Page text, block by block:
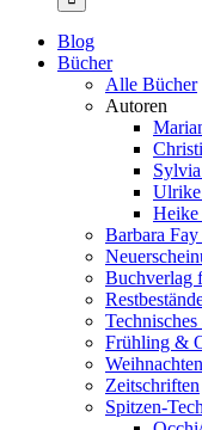
Blog
Bücher
Alle Bücher
Autoren
Barbara
Buchverlag
Frühling &
Weihnachten
Zeitschriften
Spitzen-